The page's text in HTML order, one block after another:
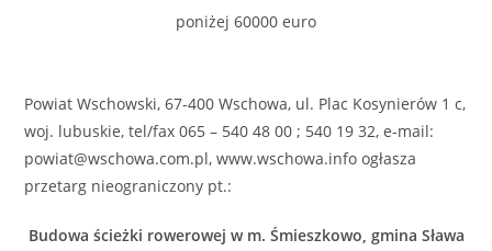
poniżej 60000 euro
Powiat Wschowski, 67-400 Wschowa, ul. Plac Kosynierów 1 c,
woj. lubuskie, tel/fax 065 – 540 48 00 ; 540 19 32, e-mail:
powiat@wschowa.com.pl, www.wschowa.info ogłasza
przetarg nieograniczony pt.:
Budowa ścieżki rowerowej w m. Śmieszkowo, gmina Sława